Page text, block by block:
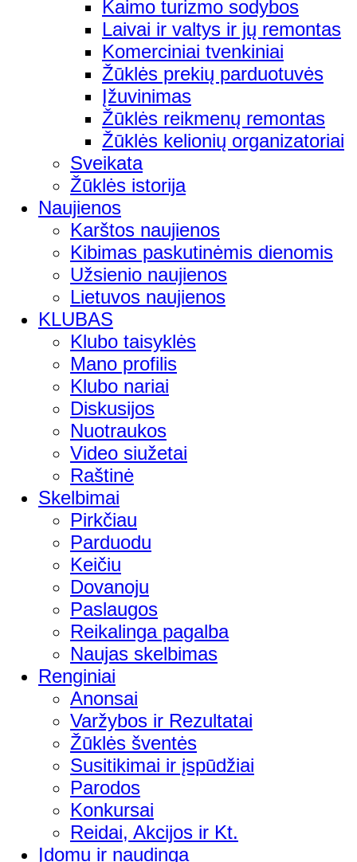
Kaimo turizmo sodybos
Laivai ir valtys ir jų remontas
Komerciniai tvenkiniai
Žūklės prekių parduotuvės
Įžuvinimas
Žūklės reikmenų remontas
Žūklės kelionių organizatoriai
Sveikata
Žūklės istorija
Naujienos
Karštos naujienos
Kibimas paskutinėmis dienomis
Užsienio naujienos
Lietuvos naujienos
KLUBAS
Klubo taisyklės
Mano profilis
Klubo nariai
Diskusijos
Nuotraukos
Video siužetai
Raštinė
Skelbimai
Pirkčiau
Parduodu
Keičiu
Dovanoju
Paslaugos
Reikalinga pagalba
Naujas skelbimas
Renginiai
Anonsai
Varžybos ir Rezultatai
Žūklės šventės
Susitikimai ir įspūdžiai
Parodos
Konkursai
Reidai, Akcijos ir Kt.
Įdomu ir naudinga